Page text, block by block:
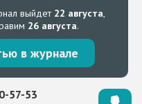
выйдет 22 августа,
26 августа.
в журнале
57-53